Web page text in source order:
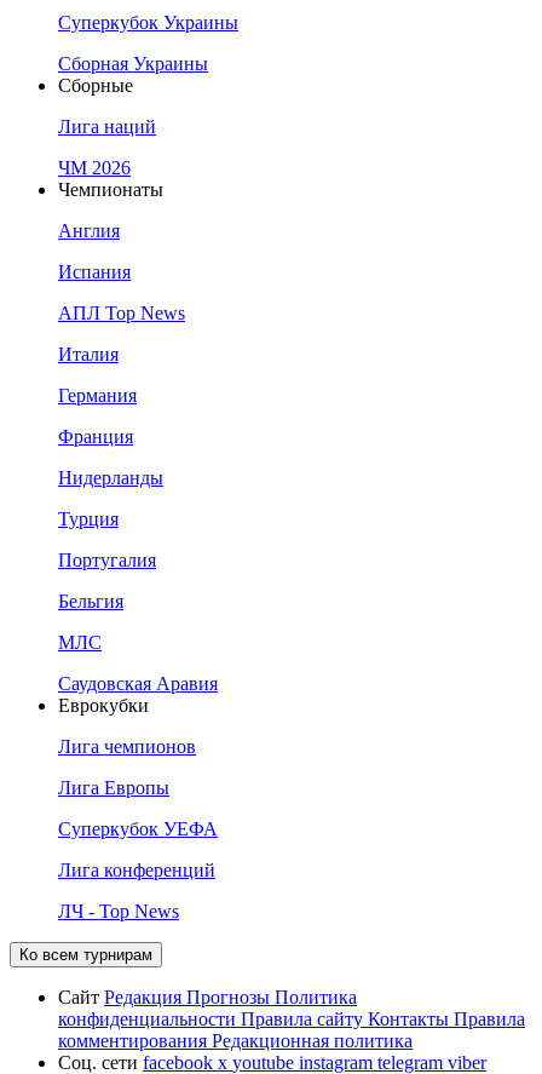
Суперкубок Украины
Сборная Украины
Сборные
Лига наций
ЧМ 2026
Чемпионаты
Англия
Испания
АПЛ Top News
Италия
Германия
Франция
Нидерланды
Турция
Португалия
Бельгия
МЛС
Саудовская Аравия
Еврокубки
Лига чемпионов
Лига Европы
Суперкубок УЕФА
Лига конференций
ЛЧ - Top News
Ко всем турнирам
Сайт Редакция Прогнозы Политика
конфиденциальности Правила сайту Контакты Правила
комментирования Редакционная политика
Соц. сети facebook x youtube instagram telegram viber